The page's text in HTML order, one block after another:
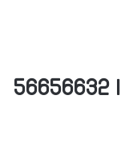
بنشر متنقل أبرق خيطان | 56656632